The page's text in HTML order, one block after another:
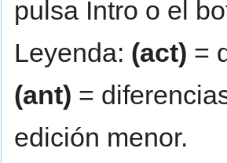
pulsa Intro o el
Leyenda: (act) =
(ant) =
edición menor.